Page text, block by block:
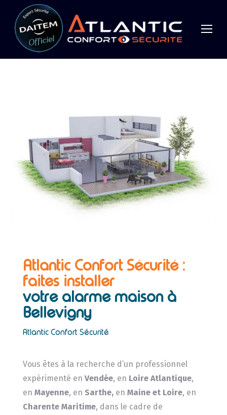
Atlantic Confort Sécurité :
faites installer
votre alarme maison à
Bellevigny
Atlantic Confort Sécurité
Vous êtes à la recherche d’un professionnel
expérimenté en Vendée, en Loire Atlantique,
en Mayenne, en Sarthe, en Maine et Loire, en
Charente Maritime, dans le cadre de